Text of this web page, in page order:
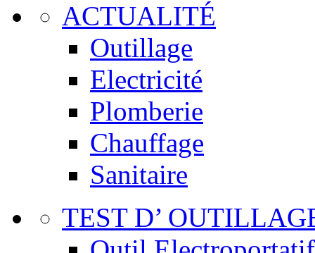
ACTUALITÉ
Outillage
Electricité
Plomberie
Chauffage
Sanitaire
TEST D’